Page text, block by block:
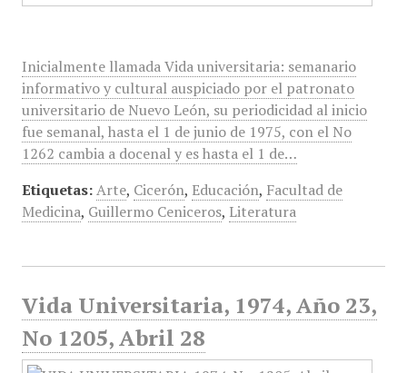
Inicialmente llamada Vida universitaria: semanario
informativo y cultural auspiciado por el patronato
universitario de Nuevo León, su periodicidad al inicio
fue semanal, hasta el 1 de junio de 1975, con el No
1262 cambia a docenal y es hasta el 1 de…
Etiquetas: Arte, Cicerón, Educación, Facultad de
Medicina, Guillermo Ceniceros, Literatura
Vida Universitaria, 1974, Año 23,
No 1205, Abril 28